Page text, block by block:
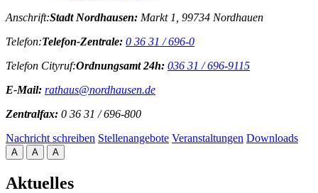
Anschrift:Stadt Nordhausen: Markt 1, 99734 Nordhauen
Telefon:Telefon-Zentrale: 0 36 31 / 696-0
Telefon Cityruf:Ordnungsamt 24h: 036 31 / 696-9115
E-Mail: rathaus@nordhausen.de
Zentralfax: 0 36 31 / 696-800
Nachricht schreiben Stellenangebote Veranstaltungen Downloads
A A A
Aktuelles